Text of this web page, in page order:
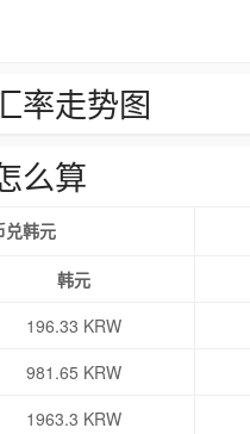
率走势图
么算
兑韩元
韩元
196.33 KRW
981.65 KRW
1963.3 KRW